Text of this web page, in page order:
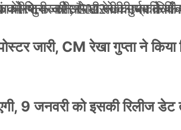
मिली जान से मारने की धमकियाँ
सोसायटी की
का पोस्टर जारी, CM रेखा गुप्ता
शुरू की और 22 की उम्र तक
पोस्टर जारी, CM रेखा गुप्ता ने
9 जनवरी को इसकी रिलीज डेट